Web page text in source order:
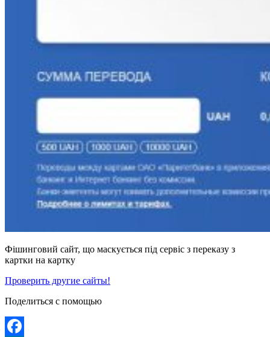
Фішинговий сайт, що маскується під сервіс з переказу з
картки на картку
Проверить другие сайты!
Поделиться с помощью